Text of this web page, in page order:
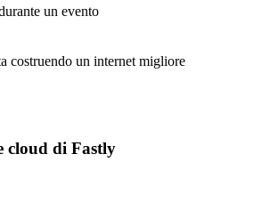
un evento
costruendo un internet migliore
cloud di Fastly